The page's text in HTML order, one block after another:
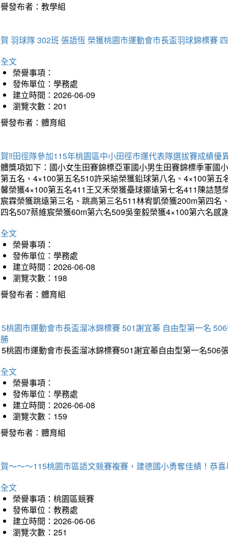
發布者：教學組
羽球隊 302班 張語恆 榮獲桃園市運動會市長盃羽球錦標賽
文
榮譽事項：
發佈單位：學務處
建立時間：2026-06-09
瀏覽次數：201
發布者：體育組
‼️田徑隊參加115年桃園區中小田徑市運代表隊選拔賽成績優
獎項如下：國小女生田賽錦標亞軍國小男生田賽錦標季軍國
五名、4×100第五名510許采瑜榮獲鉛球第八名、4×100第
榮獲4×100第五名411王又禾榮獲壘球擲遠第七名411陳詰
霖榮獲跳遠第三名、跳高第三名511林宥凱榮獲200m第四
名507蔡維宸榮獲60m第六名509吳奎毅榮獲4×100第六名
文
榮譽事項：
發佈單位：學務處
建立時間：2026-06-08
瀏覽次數：198
發布者：體育組
桃園市運動會市長盃溜冰錦標賽 501謝宜蓁 自由型第一名
桃園市運動會市長盃溜冰錦標賽501謝宜蓁自由型第一名
文
榮譽事項：
發佈單位：學務處
建立時間：2026-06-08
瀏覽次數：159
發布者：體育組
～～～115桃園市區語文競賽複賽，建德國小勇奪佳績！恭
文
榮譽事項：桃園區競賽
發佈單位：教務處
建立時間：2026-06-06
瀏覽次數：251